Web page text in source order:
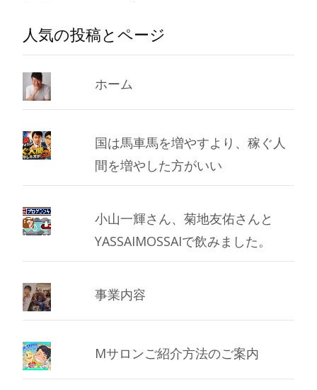
カ
イ
ブ
人気の投稿とページ
ホーム
国は馬車馬を増やすより、稼ぐ人
間を増やした方がいい
小山一輝さん、菊地友佑さんと
YASSAIMOSSAIで飲みました。
事業内容
Mサロンご紹介方法のご案内